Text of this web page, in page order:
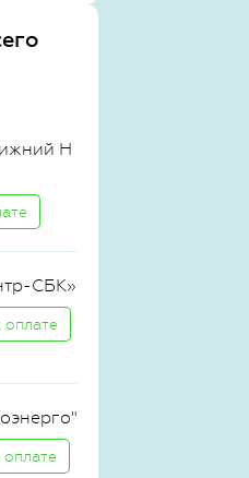
Н
СБК»
оплате